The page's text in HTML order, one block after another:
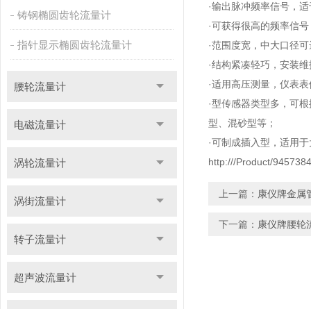
铸钢椭圆齿轮流量计
指针显示椭圆齿轮流量计
腰轮流量计
电磁流量计
涡轮流量计
涡街流量计
转子流量计
超声波流量计
·输出脉冲频率信号，
·可获得很高的频率信
·范围度宽，中大口径
·结构紧凑轻巧，安装
·适用高压测量，仪表
·型传感器类型多，可
型、混砂型等；
·可制成插入型，适用
http:///Product/
上一篇： 康仪牌金属
下一篇： 康仪牌腰轮